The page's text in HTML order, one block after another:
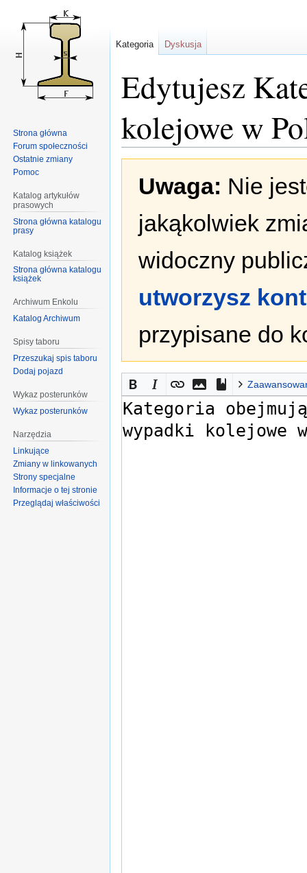
Edytujesz
kolejowe w
nawigacji
wyszukiwania
Uwaga: Nie
jakąkolwiek
widoczny
utworzysz
przypisane do
Kategoria Dyskusja
Strona główna
Forum społeczności
Ostatnie zmiany
Pomoc
Katalog artykułów
prasowych
Strona główna katalogu
prasy
Katalog książek
Strona główna katalogu
książek
Archiwum Enkolu
Katalog Archiwum
Spisy taboru
Przeszukaj spis taboru
Dodaj pojazd
Wykaz posterunków
Wykaz posterunków
Narzędzia
Linkujące
Zmiany w linkowanych
Strony specjalne
Informacje o tej stronie
Przeglądaj właściwości